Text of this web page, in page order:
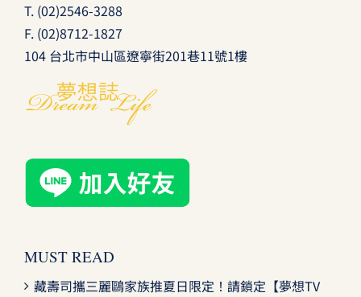
T. (02)2546-3288
F. (02)8712-1827
104 台北市中山區遼寧街201巷11號1樓
MUST READ
藏壽司攜三麗鷗家族推夏日限定！請鎖定【夢想TV